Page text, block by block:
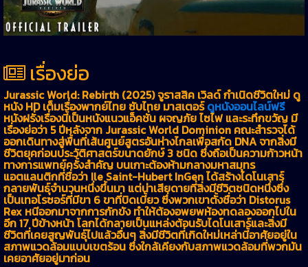
เรื่องย่อ
Jurassic World: Rebirth (2025) จูราสสิค เวิลด์ กำเนิดชีวิตใหม่ ดู
หนัง HD เต็มเรื่องพากย์ไทย ซับไทย มาสเตอร์ดูหนังออนไลน์ฟรี
หนังฝรั่งเรื่องนี้เป็นหนังแนวแอ็คชั่น ผจญภัย ไซไฟ และระทึกขวัญ มี
เรื่องย่อว่า 5 ปีหลังจาก Jurassic World Dominion คณะสำรวจได้
ออกเดินทางสู่พื้นที่เส้นศูนย์สูตรอันห่างไกลเพื่อสกัด DNA จากสิ่งมี
ชีวิตยุคก่อนประวัติศาสตร์ขนาดยักษ์ 3 ชนิด ซึ่งถือเป็นความก้าวหน้า
ทางการแพทย์ครั้งสำคัญ บนเกาะต้องห้ามกลางมหาสมุทร
แอตแลนติกที่ชื่อว่า Ile Saint-Hubert InGen ได้สร้างไดโนเสาร์
กลายพันธุ์จำนวนหนึ่งขึ้นมา แต่น่าเสียดายที่สิ่งมีชีวิตชนิดหนึ่งซึ่ง
เป็นเทอโรซอร์ที่มีขา 6 ขาที่บิดเบี้ยว ซึ่งพวกเขาตั้งชื่อว่า Distorus
Rex หนีออกมาจากการกักขัง ทำให้ต้องอพยพห้องทดลองออกไปใน
อีก 17 ปีข้างหน้า โลกได้กลายเป็นแหล่งต้อนรับไดโนเสาร์และสิ่งมี
ชีวิตที่เคยสูญพันธุ์ไปแล้วอื่นๆ สิ่งมีชีวิตที่เกิดใหม่เหล่านี้อาศัยอยู่ใน
สภาพแวดล้อมแบบเขตร้อน ซึ่งใกล้เคียงกับสภาพแวดล้อมที่พวกมัน
เคยอาศัยอยู่มาก่อน